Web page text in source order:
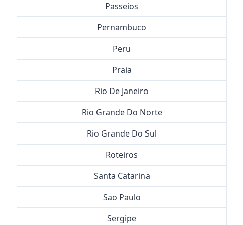
Passeios
Pernambuco
Peru
Praia
Rio De Janeiro
Rio Grande Do Norte
Rio Grande Do Sul
Roteiros
Santa Catarina
Sao Paulo
Sergipe